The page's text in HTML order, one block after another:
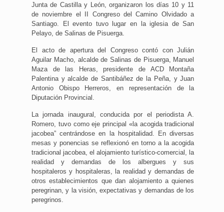
Junta de Castilla y León, organizaron los días 10 y 11
de noviembre el II Congreso del Camino Olvidado a
Santiago. El evento tuvo lugar en la iglesia de San
Pelayo, de Salinas de Pisuerga.
El acto de apertura del Congreso contó con Julián
Aguilar Macho, alcalde de Salinas de Pisuerga, Manuel
Maza de las Heras, presidente de ACD Montaña
Palentina y alcalde de Santibáñez de la Peña, y Juan
Antonio Obispo Herreros, en representación de la
Diputación Provincial.
La jornada inaugural, conducida por el periodista A.
Romero, tuvo como eje principal «la acogida tradicional
jacobea” centrándose en la hospitalidad. En diversas
mesas y ponencias se reflexionó en torno a la acogida
tradicional jacobea, el alojamiento turístico-comercial, la
realidad y demandas de los albergues y sus
hospitaleros y hospitaleras, la realidad y demandas de
otros establecimientos que dan alojamiento a quienes
peregrinan, y la visión, expectativas y demandas de los
peregrinos.